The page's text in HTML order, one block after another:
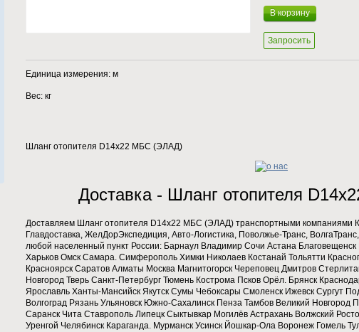
В корзину
Запросить
Единица измерения: м
Вес: кг
Шланг отопителя D14х22 МБС (ЭЛАД)
Доставка - Шланг отопителя
Доставляем Шланг отопителя D14х22 МБС (ЭЛАД) транспортными компаниями
Главдоставка, ЖелДорЭкспедиция, Авто-Логистика, Поволжье-Транс,
любой населенный пункт России: Барнаул Владимир Сочи Астана
Харьков Омск Самара. Симферополь Химки Николаев Костанай Тольятти
Красноярск Саратов Алматы Москва Магнитогорск Череповец Дмитров
Новгород Тверь Санкт-Петербург Тюмень Кострома Псков Орёл. Брянск
Ярославль Ханты-Мансийск Якутск Сумы Чебоксары Смоленск Ижевск Сургут
Волгоград Рязань Ульяновск Южно-Сахалинск Пенза Тамбов Великий Новгород
Саранск Чита Ставрополь Липецк Сыктывкар Могилёв Астрахань Волжский
Уренгой Челябинск Караганда. Мурманск Усинск Йошкар-Ола Воронеж Гомель